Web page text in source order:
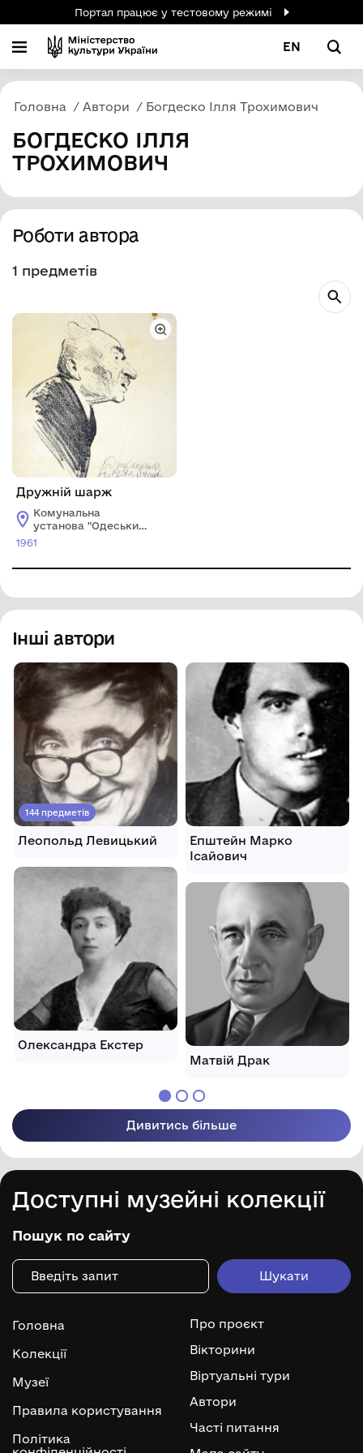
Портал працює у тестовому режимі
EN
Головна Автори Богдеско Ілля Трохимович
БОГДЕСКО ІЛЛЯ
ТРОХИМОВИЧ
Роботи автора
1 предметів
Дружній шарж
Комунальна
установа "Одеський
національний
1961
Інші автори
144 предметів
Леопольд Левицький
Олександра Екстер
Епштейн Марко
Ісайович
Матвій Драк
Дивитись більше
Доступні музейні колекції
Пошук по сайту
Головна
Колекції
Музеї
Правила користування
Політика
Про проєкт
Вікторини
Віртуальні тури
Автори
Часті питання